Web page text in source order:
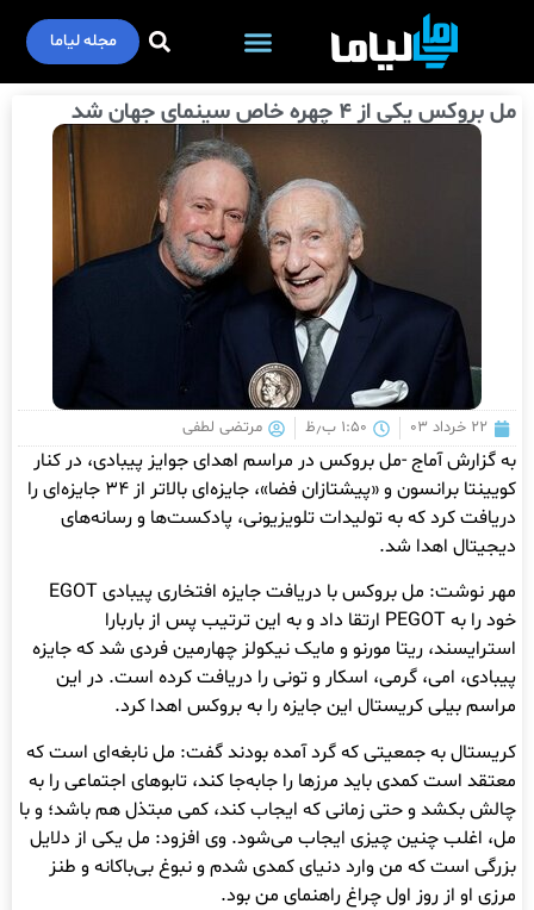
مجله لیاما
مل بروکس یکی از ۴ چهره خاص سینمای جهان شد
۲۲ خرداد ۰۳ ۱:۵۰ ب٫ظ مرتضی لطفی
به گزارش آماج -مل بروکس در مراسم اهدای جوایز پیبادی، در کنار
کویینتا برانسون و «پیشتازان فضا»، جایزه‌ای بالاتر از ۳۴ جایزه‌ای را
دریافت کرد که به تولیدات تلویزیونی، پادکست‌ها و رسانه‌های
دیجیتال اهدا شد.
مهر نوشت: مل بروکس با دریافت جایزه افتخاری پیبادی EGOT
خود را به PEGOT ارتقا داد و به این ترتیب پس از باربارا
استرایسند، ریتا مورنو و مایک نیکولز چهارمین فردی شد که جایزه
پیبادی، امی، گرمی، اسکار و تونی را دریافت کرده است. در این
مراسم بیلی کریستال این جایزه را به بروکس اهدا کرد.
کریستال به جمعیتی که گرد آمده بودند گفت: مل نابغه‌ای است که
معتقد است کمدی باید مرزها را جابه‌جا کند، تابوهای اجتماعی را به
چالش بکشد و حتی زمانی که ایجاب کند، کمی مبتذل هم باشد؛ و با
مل، اغلب چنین چیزی ایجاب می‌شود. وی افزود: مل یکی از دلایل
بزرگی است که من وارد دنیای کمدی شدم و نبوغ بی‌باکانه و طنز
مرزی او از روز اول چراغ راهنمای من بود.